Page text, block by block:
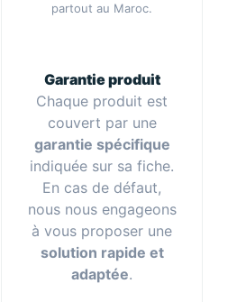
partout au Maroc.
Garantie produit
Chaque produit est
couvert par une
garantie spécifique
indiquée sur sa fiche.
En cas de défaut,
nous nous engageons
à vous proposer une
solution rapide et
adaptée.